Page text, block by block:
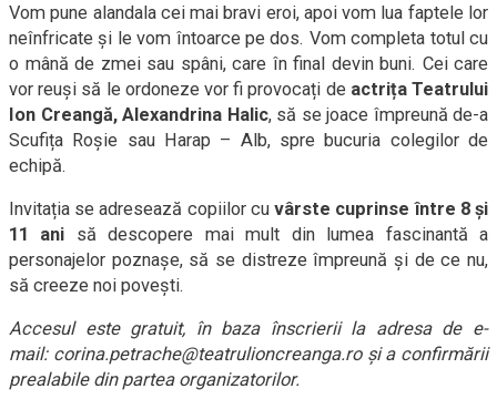
Vom pune alandala cei mai bravi eroi, apoi vom lua faptele lor
neînfricate și le vom întoarce pe dos. Vom completa totul cu
o mână de zmei sau spâni, care în final devin buni. Cei care
vor reuși să le ordoneze vor fi provocați de actrița Teatrului
Ion Creangă, Alexandrina Halic, să se joace împreună de-a
Scufița Roşie sau Harap – Alb, spre bucuria colegilor de
echipă.
Invitația se adresează copiilor cuvârste cuprinse între 8 și
11 ani să descopere mai mult din lumea fascinantă a
personajelor poznașe, să se distreze împreună și de ce nu,
să creeze noi povești.
Accesul este gratuit, în baza înscrierii la adresa de e-
mail: corina.petrache@teatrulioncreanga.ro și a confirmării
prealabile din partea organizatorilor.